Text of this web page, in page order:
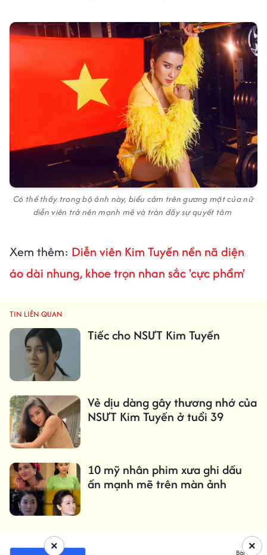
Có thể thấy trong bộ ảnh này, biểu cảm trên gương mặt của nữ
diễn viên trở nên mạnh mẽ và tràn đầy sự quyết tâm
Xem thêm: Diễn viên Kim Tuyến nền nã diện
áo dài nhung, khoe trọn nhan sắc 'cực phẩm'
TIN LIÊN QUAN
Tiếc cho NSƯT Kim Tuyến
Vẻ dịu dàng gây thương nhớ của
NSƯT Kim Tuyến ở tuổi 39
10 mỹ nhân phim xưa ghi dấu
ấn mạnh mẽ trên màn ảnh
Bài viết
×
×